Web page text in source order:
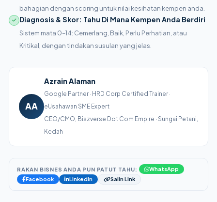
bahagian dengan scoring untuk nilai kesihatan kempen anda.
Diagnosis & Skor: Tahu Di Mana Kempen Anda Berdiri
Sistem mata 0–14: Cemerlang, Baik, Perlu Perhatian, atau
Kritikal, dengan tindakan susulan yang jelas.
AA
Azrain Alaman
Google Partner · HRD Corp Certified Trainer ·
eUsahawan SME Expert
CEO/CMO, Biszverse Dot Com Empire · Sungai Petani,
Kedah
RAKAN BISNES ANDA PUN PATUT TAHU:
WhatsApp
Facebook
LinkedIn Salin Link